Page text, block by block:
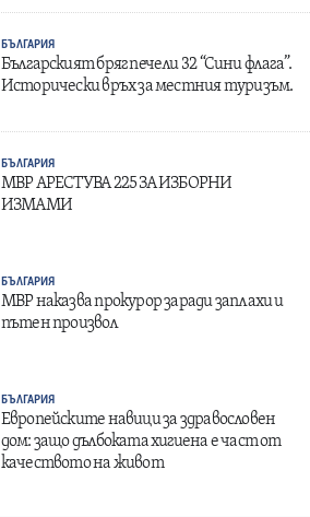
БЪЛГАРИЯ
Българският бряг печели 32 “Сини флага”.
Исторически връх за местния туризъм.
БЪЛГАРИЯ
МВР АРЕСТУВА 225 ЗА ИЗБОРНИ
ИЗМАМИ
БЪЛГАРИЯ
МВР наказва прокурор заради заплахи и
пътен произвол
БЪЛГАРИЯ
Европейските навици за здравословен
дом: защо дълбоката хигиена е част от
качеството на живот